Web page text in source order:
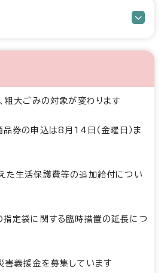
粗大ごみの対象が変わります
品券の申込は8月14日（金曜日）ま
た生活保護費等の追加給付につい
指定袋に関する臨時措置の延長につ
害義援金を募集しています